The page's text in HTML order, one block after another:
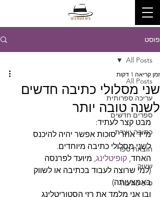
פוסט
All Posts
עריכה ספרותית
ספרים חדשים
כתיבה יוצרת
הוצאת ספר
שיווק
טיפ כתיבה
All Posts
שני מסלולי כתיבה חדשים
לשנה טובה יותר
זמן קריאה 1 דקות
מבט קצר לעתיד:
מייד אחרי סוכות אפשר יהיה להיכנס
לשני מסלולי כתיבה מיוחדים.
האחד, קופיטלינג, מיועד לפרנסה
(למי שרוצה לעבוד בכתיבה או לשווק
באמצעותה)
ובו אני מלמד את רזי הסטוריטלינג